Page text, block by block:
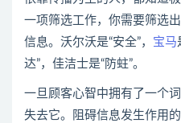
一项筛选工作，你需要筛选
信息。沃尔沃是“安全”， 宝马
达”，佳洁士是“防蛀”。
一旦顾客心智中拥有了一个
失去它。阻碍信息发生作用